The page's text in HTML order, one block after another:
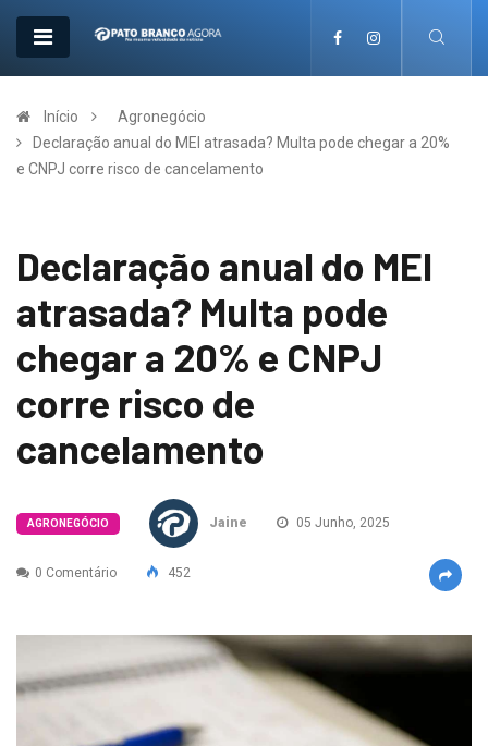
Início
Agronegócio
Declaração anual do MEI atrasada? Multa pode chegar a 20%
e CNPJ corre risco de cancelamento
Declaração anual do MEI
atrasada? Multa pode
chegar a 20% e CNPJ
corre risco de
cancelamento
AGRONEGÓCIO Jaine 05 Junho, 2025
0 Comentário 452